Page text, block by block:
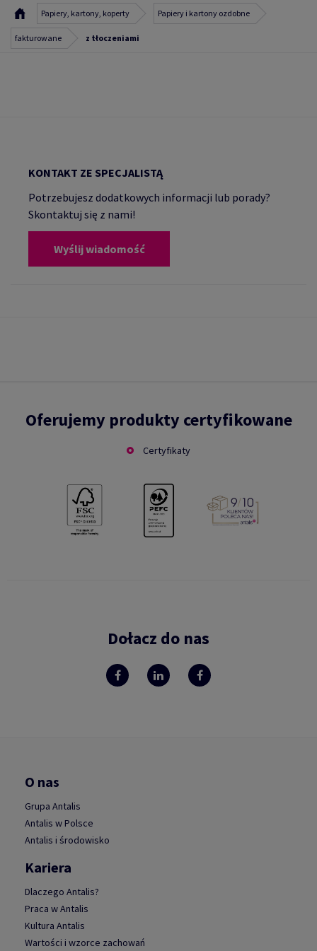
Papiery, kartony, koperty Papiery i kartony ozdobne
fakturowane z tłoczeniami
KONTAKT ZE SPECJALISTĄ
Potrzebujesz dodatkowych informacji lub porady?
Skontaktuj się z nami!
Wyślij wiadomość
Oferujemy produkty certyfikowane
Certyfikaty
Dołacz do nas
O nas
Grupa Antalis
Antalis w Polsce
Antalis i środowisko
Kariera
Dlaczego Antalis?
Praca w Antalis
Kultura Antalis
Wartości i wzorce zachowań